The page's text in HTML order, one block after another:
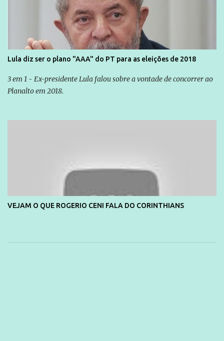
Lula diz ser o plano "AAA" do PT para as eleições de 2018
3 em 1 - Ex-presidente Lula falou sobre a vontade de concorrer ao
Planalto em 2018.
VEJAM O QUE ROGERIO CENI FALA DO CORINTHIANS